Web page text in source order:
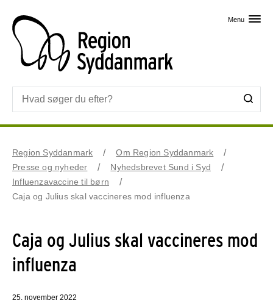
Menu
Region Syddanmark
Om Region Syddanmark
Presse og nyheder
Nyhedsbrevet Sund i Syd
Influenzavaccine til børn
Caja og Julius skal vaccineres mod influenza
Caja og Julius skal vaccineres mod
influenza
25. november 2022